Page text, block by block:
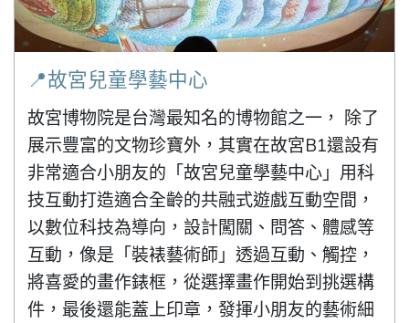
📍故宮兒童學藝中心
故宮博物院是台灣最知名的博物館之一， 除了
展示豐富的文物珍寶外，其實在故宮B1還設有
非常適合小朋友的「故宮兒童學藝中心」用科
技互動打造適合全齡的共融式遊戲互動空間，
以數位科技為導向，設計闖關、問答、體感等
互動，像是「裝裱藝術師」透過互動、觸控，
將喜愛的畫作錶框，從選擇畫作開始到挑選構
件，最後還能蓋上印章，發揮小朋友的藝術細